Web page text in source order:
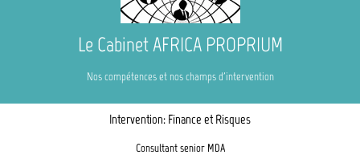
Le Cabinet AFRICA PROPRIUM
Nos compétences et nos champs d'intervention
Intervention: Finance et Risques
Consultant senior MDA